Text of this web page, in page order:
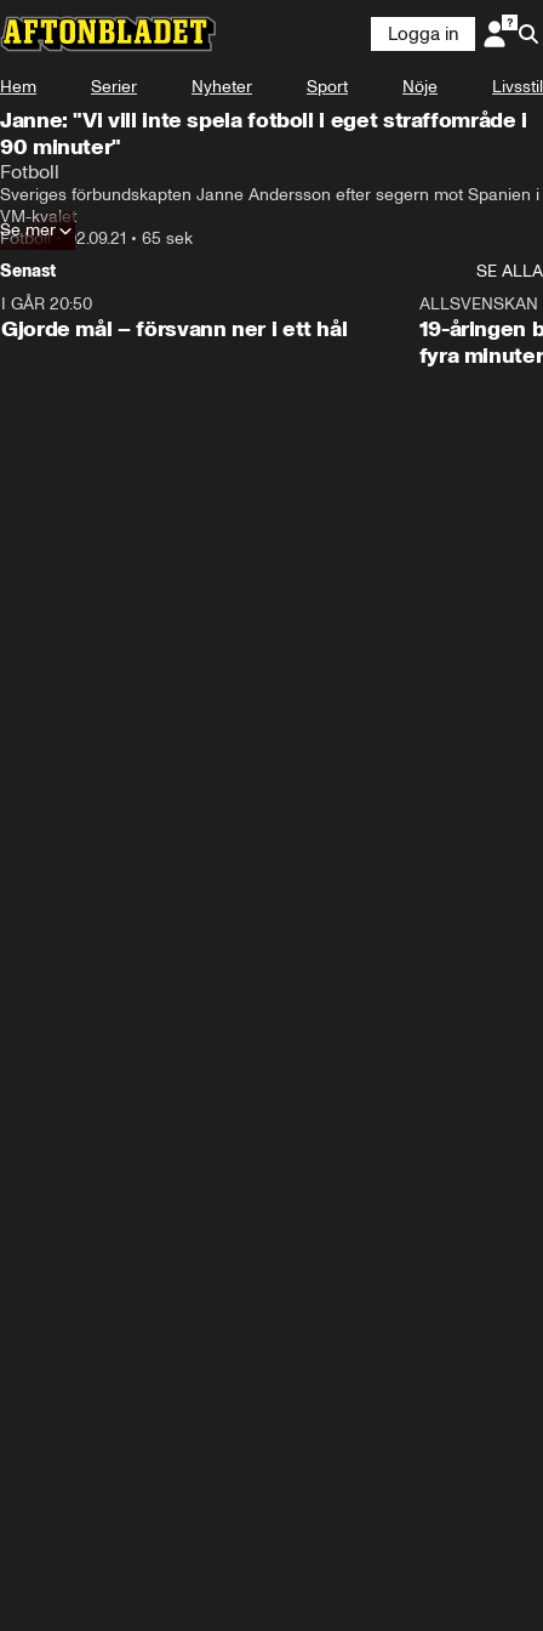
Logga in
Hem Serier Nyheter Sport Nöje Livsstil
Janne: "Vi vill inte spela fotboll i eget straffområde i
90 minuter"
Fotboll
Sveriges förbundskapten Janne Andersson efter segern mot Spanien i
VM-kvalet
Fotboll•02.09.21 • 65 sek
Se mer
Senast
SE ALLA
I GÅR 20:50
Gjorde mål – försvann ner i ett hål
ALLSVENSKAN
19-åringen
fyra minuter